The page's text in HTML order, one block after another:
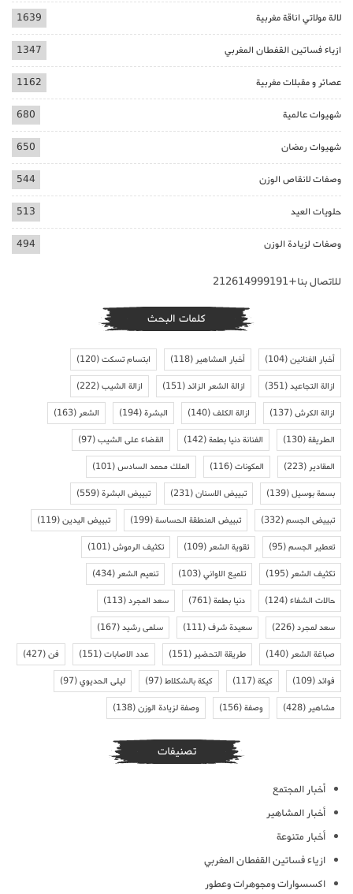
لالة مولاتي اناقة مغربية 1639
ازياء فساتين القفطان المغربي 1347
عصائر و مقبلات مغربية 1162
شهيوات عالمية 680
شهيوات رمضان 650
وصفات لانقاص الوزن 544
حلويات العيد 513
وصفات لزيادة الوزن 494
للاتصال بنا+212614999191
كلمات البحث
أخبار الفنانين(104) أخبار المشاهير(118) ابتسام تسكت(120)
ازالة التجاعيد(351) ازالة الشعر الزائد(151) ازالة الشيب(222)
ازالة الكرش(137) ازالة الكلف(140) البشرة(194) الشعر(163)
الطريقة(130) الفنانة دنيا بطمة(142) القضاء على الشيب(97)
المقادير(223) المكونات(116) الملك محمد السادس(101)
بسمة بوسيل(139) تبييض الاسنان(231) تبييض البشرة(559)
تبييض الجسم(332) تبييض المنطقة الحساسة(199) تبييض اليدين(119)
تعطير الجسم(95) تقوية الشعر(109) تكثيف الرموش(101)
تكثيف الشعر(195) تلميع الاواني(103) تنعيم الشعر(434)
حالات الشفاء(124) دنيا بطمة(761) سعد المجرد(113)
سعد لمجرد(226) سعيدة شرف(111) سلمى رشيد(167)
صباغة الشعر(140) طريقة التحضير(151) عدد الاصابات(151) فن(427)
فوائد(109) كيكة(117) كيكة بالشكلاط(97) ليلى الحديوي(97)
مشاهير(428) وصفة(156) وصفة لزيادة الوزن(138)
تصنيفات
أخبار المجتمع
أخبار المشاهير
أخبار متنوعة
ازياء فساتين القفطان المغربي
اكسسوارات ومجوهرات وعطور